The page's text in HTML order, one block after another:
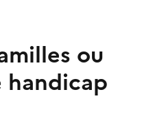
ou